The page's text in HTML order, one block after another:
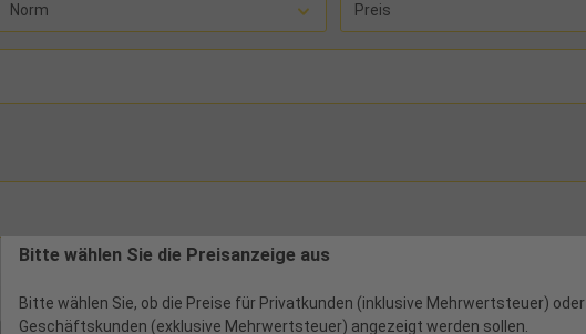
Norm Preis
Bitte wählen Sie die Preisanzeige aus
Bitte wählen Sie, ob die Preise für Privatkunden (inklusive Mehrwertsteuer) oder
Geschäftskunden (exklusive Mehrwertsteuer) angezeigt werden sollen.